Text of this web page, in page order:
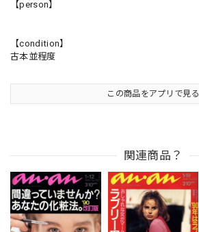
【person】
【condition】
古本並程度
この商品をアプリで見る
関連商品？